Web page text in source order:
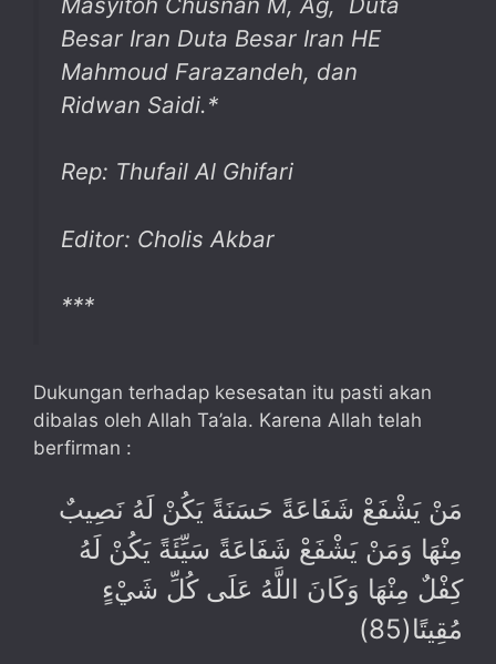
Besar Iran Duta Besar Iran HE
Mahmoud Farazandeh, dan
Ridwan Saidi.*
Rep: Thufail Al Ghifari
Editor: Cholis Akbar
***
Dukungan terhadap kesesatan itu pasti akan
dibalas oleh Allah Ta’ala. Karena Allah telah
berfirman :
مَنْ يَشْفَعْ شَفَاعَةً حَسَنَةً يَكُنْ لَهُ نَصِيبٌ
مِنْهَا وَمَنْ يَشْفَعْ شَفَاعَةً سَيِّئَةً يَكُنْ لَهُ
كِفْلٌ مِنْهَا وَكَانَ اللَّهُ عَلَى كُلِّ شَيْءٍ
مُقِيتًا(85)